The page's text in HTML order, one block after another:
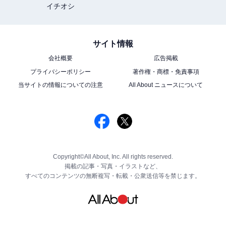
イチオシ
サイト情報
会社概要
広告掲載
プライバシーポリシー
著作権・商標・免責事項
当サイトの情報についての注意
All About ニュースについて
Copyright©All About, Inc. All rights reserved.
掲載の記事・写真・イラストなど、
すべてのコンテンツの無断複写・転載・公衆送信等を禁じます。